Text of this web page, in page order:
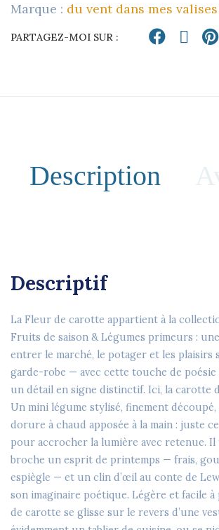
broche
en
Marque : du vent dans mes valises
PARTAGEZ-MOI SUR :
Description
Descriptif
La Fleur de carotte appartient à la
Fruits de saison & Légumes primeurs :
entrer le marché, le potager et les plaisirs
garde-robe — avec cette touche de
un détail en signe distinctif. Ici, la carotte
Un mini légume stylisé, finement découpé,
dorure à chaud apposée à la main : juste
pour accrocher la lumière avec retenue. Il
broche un esprit de printemps — frais,
espiègle — et un clin d’œil au conte de
son imaginaire poétique. Légère et facile
de carotte se glisse sur le revers d’une